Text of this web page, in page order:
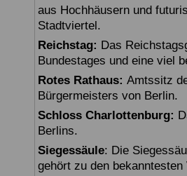
aus Hochhäusern und
Stadtviertel.
Reichstag: Das
Bundestages und eine viel
Rotes Rathaus: Amtssitz
Bürgermeisters von Berlin.
Schloss Charlottenburg:
Berlins.
Siegessäule: Die
gehört zu den